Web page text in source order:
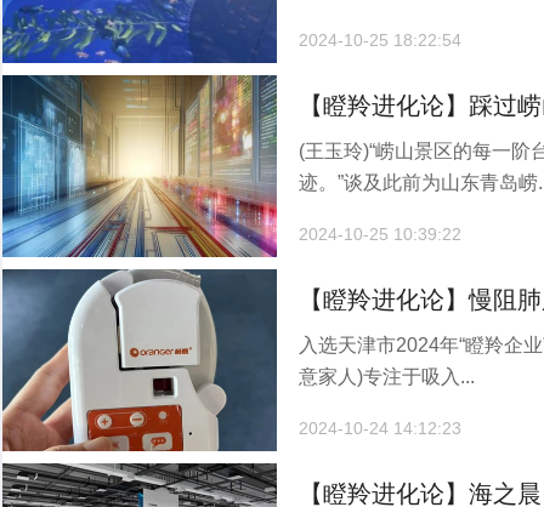
2024-10-25 18:22:54
【瞪羚进化论】踩过
特怎么做安全应急？
(王玉玲)“崂山景区的每一阶
迹。”谈及此前为山东青岛崂
2024-10-25 10:39:22
【瞪羚进化论】慢阻
错了？
入选天津市2024年“瞪羚企
意家人)专注于吸入...
2024-10-24 14:12:23
【瞪羚进化论】海之